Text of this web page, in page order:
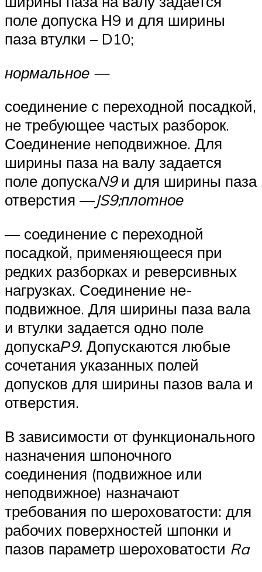
поле допуска Н9 и для ширины
паза втулки – D10;
нормальное —
соединение с переходной посадкой,
не требующее частых разборок.
Соединение неподвижное. Для
ширины паза на валу задается
поле допускаN9и для ширины паза
отверстия —JS9;плотное
— соединение с переходной
посадкой, применяющее­ся при
редких разборках и реверсивных
нагрузках. Соединение не­
подвижное. Для ширины паза вала
и втулки задается одно поле
допускаР9. Допускаются любые
сочетания указанных полей
допусков для ширины пазов вала и
отверстия.
В зависимости от функционального
назначения шпоночного
соединения (подвижное или
неподвижное) назначают
требования по шероховатости: для
рабочих поверхностей шпонки и
пазов па­раметр шероховатости Ra